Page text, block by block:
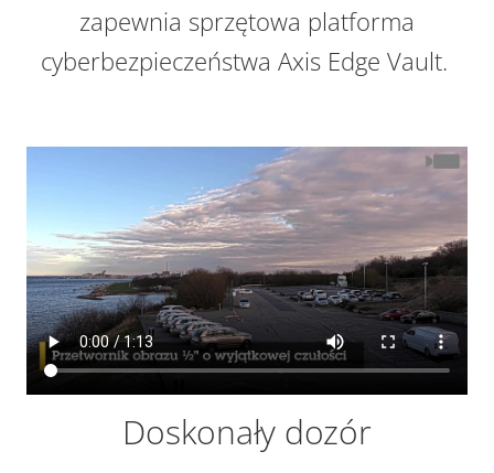
zapewnia sprzętowa platforma
cyberbezpieczeństwa Axis Edge Vault.
Doskonały dozór